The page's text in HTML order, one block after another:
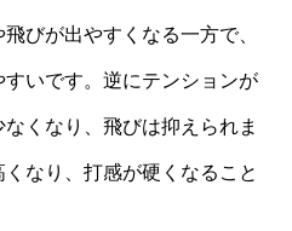
びが出やすくなる一方で、
いです。逆にテンションが
くなり、飛びは抑えられま
なり、打感が硬くなること